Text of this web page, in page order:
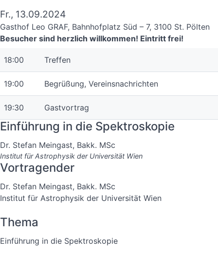
Fr., 13.09.2024
Gasthof Leo GRAF, Bahnhofplatz Süd – 7, 3100 St. Pölten
Besucher sind herzlich willkommen! Eintritt frei!
18:00 Treffen
19:00 Begrüßung, Vereinsnachrichten
19:30 Gastvortrag
Einführung in die Spektroskopie
Dr. Stefan Meingast, Bakk. MSc
Institut für Astrophysik der Universität Wien
Vortragender
Dr. Stefan Meingast, Bakk. MSc
Institut für Astrophysik der Universität Wien
Thema
Einführung in die Spektroskopie